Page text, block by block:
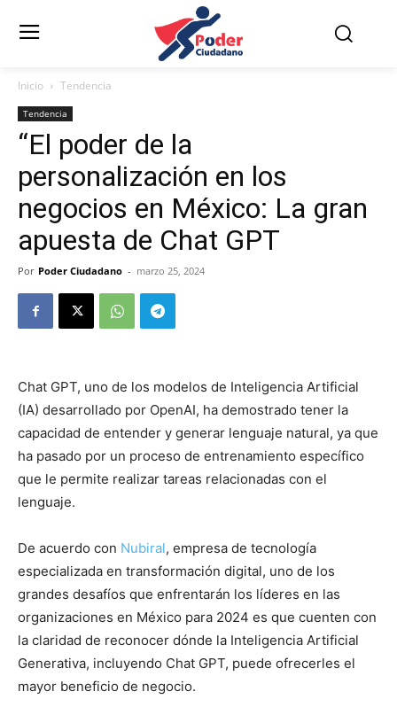
Inicio Tendencia
Tendencia
“El poder de la
personalización en los
negocios en México: La gran
apuesta de Chat GPT
Por Poder Ciudadano - marzo 25, 2024
Chat GPT, uno de los modelos de Inteligencia Artificial
(IA) desarrollado por OpenAI, ha demostrado tener la
capacidad de entender y generar lenguaje natural, ya que
ha pasado por un proceso de entrenamiento específico
que le permite realizar tareas relacionadas con el
lenguaje.
De acuerdo con Nubiral, empresa de tecnología
especializada en transformación digital, uno de los
grandes desafíos que enfrentarán los líderes en las
organizaciones en México para 2024 es que cuenten con
la claridad de reconocer dónde la Inteligencia Artificial
Generativa, incluyendo Chat GPT, puede ofrecerles el
mayor beneficio de negocio.